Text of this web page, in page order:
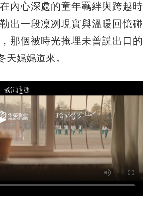
內心深處的童年羈絆與跨越時
出一段凜冽現實與溫暖回憶碰
那個被時光掩埋未曾説出口的
天娓娓道來。